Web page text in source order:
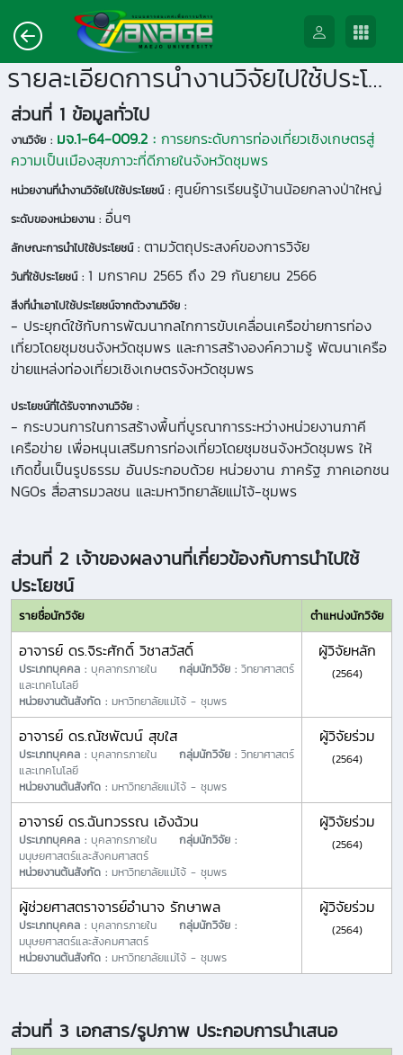
รายละเอียดการนำงานวิจัยไปใช้ประโยชน์
ส่วนที่ 1 ข้อมูลทั่วไป
งานวิจัย : มจ.1-64-009.2 : การยกระดับการท่องเที่ยวเชิงเกษตรสู่
ความเป็นเมืองสุขภาวะที่ดีภายในจังหวัดชุมพร
หน่วยงานที่นำงานวิจัยไปใช้ประโยชน์ : ศูนย์การเรียนรู้บ้านน้อยกลางป่าใหญ่
ระดับของหน่วยงาน : อื่นๆ
ลักษณะการนำไปใช้ประโยชน์ : ตามวัตถุประสงค์ของการวิจัย
วันที่ใช้ประโยชน์ : 1 มกราคม 2565 ถึง 29 กันยายน 2566
สิ่งที่นำเอาไปใช้ประโยชน์จากตัวงานวิจัย :
- ประยุกต์ใช้กับการพัฒนากลไกการขับเคลื่อนเครือข่ายการท่อง
เที่ยวโดยชุมชนจังหวัดชุมพร และการสร้างองค์ความรู้ พัฒนาเครือ
ข่ายแหล่งท่องเที่ยวเชิงเกษตรจังหวัดชุมพร
ประโยชน์ที่ได้รับจากงานวิจัย :
- กระบวนการในการสร้างพื้นที่บูรณาการระหว่างหน่วยงานภาคี
เครือข่าย เพื่อหนุนเสริมการท่องเที่ยวโดยชุมชนจังหวัดชุมพร ให้
เกิดขึ้นเป็นรูปธรรม อันประกอบด้วย หน่วยงาน ภาครัฐ ภาคเอกชน
NGOs สื่อสารมวลชน และมหาวิทยาลัยแม่โจ้-ชุมพร
ส่วนที่ 2 เจ้าของผลงานที่เกี่ยวข้องกับการนำไปใช้
ประโยชน์
รายชื่อนักวิจัย ตำแหน่งนักวิจัย
อาจารย์ ดร.จิระศักดิ์ วิชาสวัสดิ์
ประเภทบุคคล : บุคลากรภายใน กลุ่มนักวิจัย : วิทยาศาสตร์
และเทคโนโลยี
หน่วยงานต้นสังกัด : มหาวิทยาลัยแม่โจ้ - ชุมพร
ผู้วิจัยหลัก
(2564)
อาจารย์ ดร.ณัชพัฒน์ สุขใส
ประเภทบุคคล : บุคลากรภายใน กลุ่มนักวิจัย : วิทยาศาสตร์
และเทคโนโลยี
หน่วยงานต้นสังกัด : มหาวิทยาลัยแม่โจ้ - ชุมพร
ผู้วิจัยร่วม
(2564)
อาจารย์ ดร.ฉันทวรรณ เอ้งฉ้วน
ประเภทบุคคล : บุคลากรภายใน กลุ่มนักวิจัย :
มนุษยศาสตร์และสังคมศาสตร์
หน่วยงานต้นสังกัด : มหาวิทยาลัยแม่โจ้ - ชุมพร
ผู้วิจัยร่วม
(2564)
ผู้ช่วยศาสตราจารย์อำนาจ รักษาพล
ประเภทบุคคล : บุคลากรภายใน กลุ่มนักวิจัย :
มนุษยศาสตร์และสังคมศาสตร์
หน่วยงานต้นสังกัด : มหาวิทยาลัยแม่โจ้ - ชุมพร
ผู้วิจัยร่วม
(2564)
ส่วนที่ 3 เอกสาร/รูปภาพ ประกอบการนำเสนอ